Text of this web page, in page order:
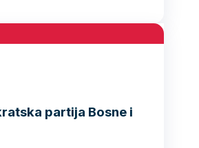
partija Bosne i